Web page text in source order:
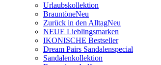
Urlaubskollektion
BrauntöneNeu
Zurück in den AlltagNeu
NEUE Lieblingsmarken
IKONISCHE Bestseller
Dream Pairs Sandalenspecial
Sandalenkollektion